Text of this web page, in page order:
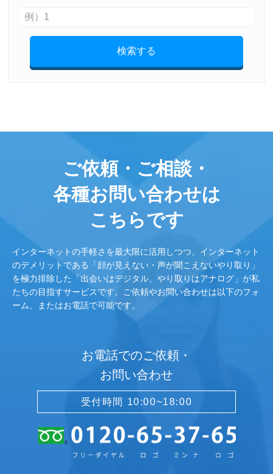
検索する
ご依頼・ご相談・
各種お問い合わせは
こちらです
インターネットの手軽さを最大限に活用しつつ、インターネット
のデメリットである「顔が見えない・声が聞こえないやり取り」
を極力排除した「出会いはデジタル、やり取りはアナログ」が私
たちの目指すサービスです。ご依頼やお問い合わせは以下のフォ
ーム、またはお電話で可能です。
お電話でのご依頼・
お問い合わせ
受付時間 10:00~18:00